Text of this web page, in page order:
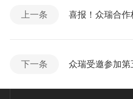
上一条 喜报！众瑞合
下一条 众瑞受邀参加